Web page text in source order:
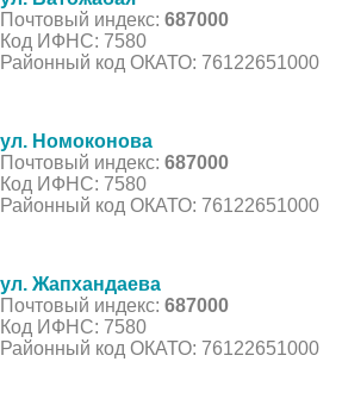
Почтовый индекс: 687000
Код ИФНС: 7580
Районный код ОКАТО: 76122651000
ул. Номоконова
Почтовый индекс: 687000
Код ИФНС: 7580
Районный код ОКАТО: 76122651000
ул. Жапхандаева
Почтовый индекс: 687000
Код ИФНС: 7580
Районный код ОКАТО: 76122651000